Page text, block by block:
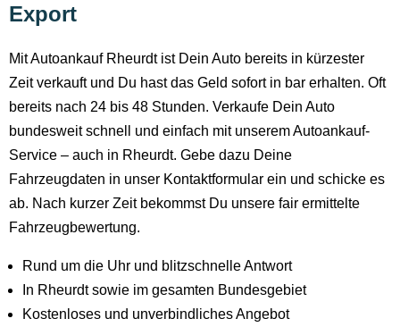
Export
Mit Autoankauf Rheurdt ist Dein Auto bereits in kürzester
Zeit verkauft und Du hast das Geld sofort in bar erhalten. Oft
bereits nach 24 bis 48 Stunden. Verkaufe Dein Auto
bundesweit schnell und einfach mit unserem Autoankauf-
Service – auch in Rheurdt. Gebe dazu Deine
Fahrzeugdaten in unser Kontaktformular ein und schicke es
ab. Nach kurzer Zeit bekommst Du unsere fair ermittelte
Fahrzeugbewertung.
Rund um die Uhr und blitzschnelle Antwort
In Rheurdt sowie im gesamten Bundesgebiet
Kostenloses und unverbindliches Angebot